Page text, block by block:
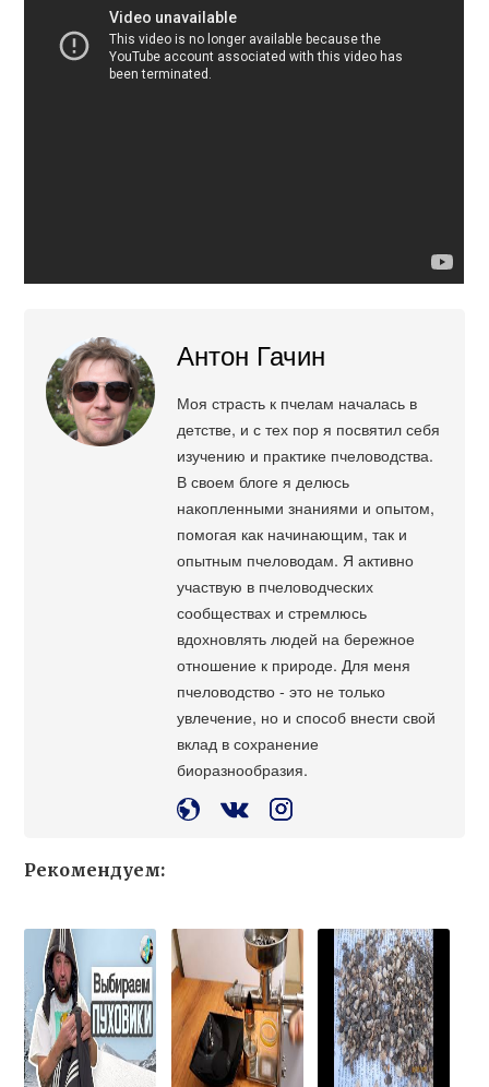
Антон Гачин
Моя страсть к пчелам началась в
детстве, и с тех пор я посвятил себя
изучению и практике пчеловодства.
В своем блоге я делюсь
накопленными знаниями и опытом,
помогая как начинающим, так и
опытным пчеловодам. Я активно
участвую в пчеловодческих
сообществах и стремлюсь
вдохновлять людей на бережное
отношение к природе. Для меня
пчеловодство - это не только
увлечение, но и способ внести свой
вклад в сохранение
биоразнообразия.
Рекомендуем: